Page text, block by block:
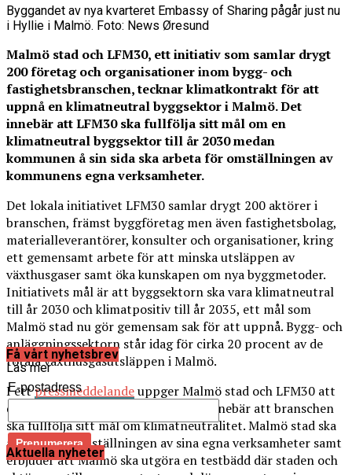
Byggandet av nya kvarteret Embassy of Sharing pågår just nu
i Hyllie i Malmö. Foto: News Øresund
Malmö stad och LFM30, ett initiativ som samlar drygt
200 företag och organisationer inom bygg- och
fastighetsbranschen, tecknar klimatkontrakt för att
uppnå en klimatneutral byggsektor i Malmö. Det
innebär att LFM30 ska fullfölja sitt mål om en
klimatneutral byggsektor till år 2030 medan
kommunen å sin sida ska arbeta för omställningen av
kommunens egna verksamheter.
Det lokala initiativet LFM30 samlar drygt 200 aktörer i
branschen, främst byggföretag men även fastighetsbolag,
materialleverantörer, konsulter och organisationer, kring
ett gemensamt arbete för att minska utsläppen av
växthusgaser samt öka kunskapen om nya byggmetoder.
Initiativets mål är att byggsektorn ska vara klimatneutral
till år 2030 och klimatpositiv till år 2035, ett mål som
Malmö stad nu gör gemensam sak för att uppnå. Bygg- och
anläggningssektorn står idag för cirka 20 procent av de
totala växthusgasutsläppen i Malmö.
I ettpressmeddelandeuppger Malmö stad och LFM30 att
de tecknar ett klimatkontrakt som innebär att branschen
ska fullfölja sitt mål om klimatneutralitet. Malmö stad ska
ansvara för omställningen av sina egna verksamheter samt
erbjuder att Malmö ska utgöra en testbädd där staden och
Läs mer
Få vårt nyhetsbrev
E-postadress
Aktuella nyheter